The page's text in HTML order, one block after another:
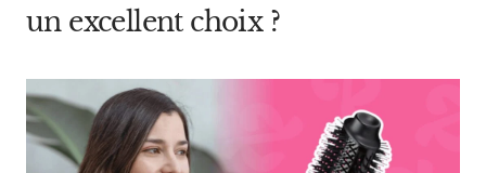
un excellent choix ?